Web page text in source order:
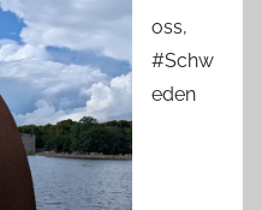
oss,
#Schw
eden